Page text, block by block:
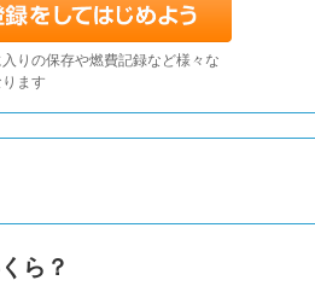
りの保存や燃費記録など様々な
ます
ら？